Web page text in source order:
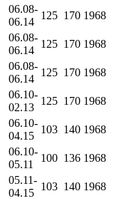
06.08-
06.14
125 170 1968
06.08-
06.14
125 170 1968
06.08-
06.14
125 170 1968
06.10-
02.13
125 170 1968
06.10-
04.15
103 140 1968
06.10-
05.11
100 136 1968
05.11-
04.15
103 140 1968